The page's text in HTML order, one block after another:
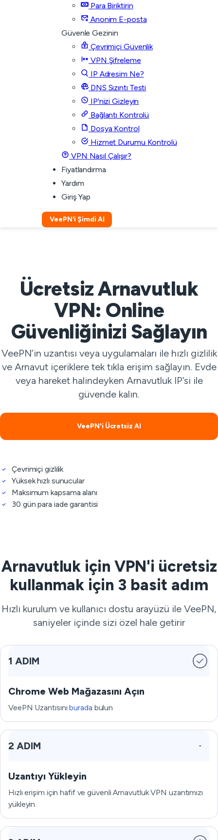
Para Biriktirin
Anonim E-posta
Güvenle Gezinin
Çevrimiçi Güvenlik
VPN Şifreleme
IP Adresim Ne?
DNS Sızıntı Testi
IP'nizi Gizleyin
Bağlantı Kontrolü
Dosya Kontrol
Hizmet Durumu Kontrolü
VPN Nasıl Çalışır?
Fiyatlandırma
Yardım
Giriş Yap
VeePN'i Şimdi Al
Ücretsiz Arnavutluk
VPN: Online
Güvenliğinizi Sağlayın
VeePN’in uzantısı veya uygulamaları ile hızlı gizlilik
ve Arnavut içeriklere tek tıkla erişim sağlayın. Evde
veya hareket halindeyken Arnavutluk IP’si ile
güvende kalın.
VeePN'i Ücretsiz Al
Çevrimiçi gizlilik
Yüksek hızlı sunucular
Maksimum kapsama alanı
30 gün para iade garantisi
Arnavutluk için VPN'i ücretsiz
kullanmak için 3 basit adım
Hızlı kurulum ve kullanıcı dostu arayüzü ile VeePN,
saniyeler içinde sizi özel hale getirir
1 ADIM
Chrome Web Mağazasını Açın
VeePN Uzantısınıburada bulun
2 ADIM
Uzantıyı Yükleyin
Hızlı erişim için hafif ve güvenli Arnavutluk VPN uzantımızı
yükleyin.